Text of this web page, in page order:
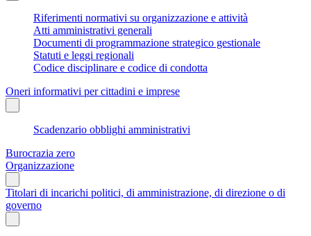
Riferimenti normativi su organizzazione e attività
Atti amministrativi generali
Documenti di programmazione strategico gestionale
Statuti e leggi regionali
Codice disciplinare e codice di condotta
Oneri informativi per cittadini e imprese
Scadenzario obblighi amministrativi
Burocrazia zero
Organizzazione
Titolari di incarichi politici, di amministrazione, di direzione o di
governo